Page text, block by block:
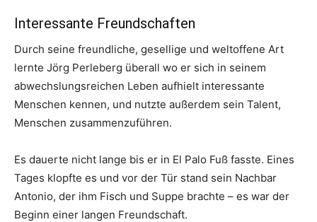
Interessante Freundschaften
Durch seine freundliche, gesellige und weltoffene Art
lernte Jörg Perleberg überall wo er sich in seinem
abwechslungsreichen Leben aufhielt interessante
Menschen kennen, und nutzte außerdem sein Talent,
Menschen zusammenzuführen.
Es dauerte nicht lange bis er in El Palo Fuß fasste. Eines
Tages klopfte es und vor der Tür stand sein Nachbar
Antonio, der ihm Fisch und Suppe brachte – es war der
Beginn einer langen Freundschaft.